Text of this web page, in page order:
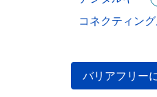
コネクティン
バリアフリー